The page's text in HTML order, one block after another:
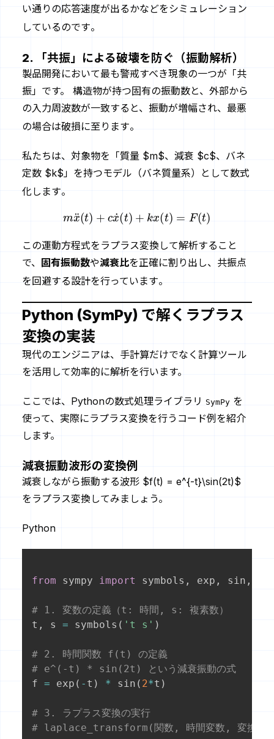
い通りの応答速度が出るかなどをシミュレーション
しているのです。
2. 「共振」による破壊を防ぐ（振動解析）
製品開発において最も警戒すべき現象の一つが「共
振」です。 構造物が持つ固有の振動数と、外部から
の入力周波数が一致すると、振動が増幅され、最悪
の場合は破損に至ります。
私たちは、対象物を「質量 $m$、減衰 $c$、バネ
定数 $k$」を持つモデル（バネ質量系）として数式
化します。
mx¨ t +cx˙ t +kx(t F(t)
この運動方程式をラプラス変換して解析すること
で、 固有振動数や減衰比を正確に割り出し、共振点
を回避する設計を行っています。
Python (SymPy) で解くラプラス
変換の実装
現代のエンジニアは、手計算だけでなく計算ツール
を活用して効率的に解析を行います。
ここでは、Pythonの数式処理ライブラリ SymPyを
使って、実際にラプラス変換を行うコード例を紹介
します。
減衰振動波形の変換例
減衰しながら振動する波形 $f(t) = e^{-t}\sin(2t)$
をラプラス変換してみましょう。
Python
from sympy import symbols , exp , sin ,
# 1. 変数の定義（t: 時間, s: 複素数）
t , s = symbols ( 't s' )
# 2. 時間関数 f(t) の定義
# e^(-t) * sin(2t) という減衰振動の式
f = exp ( - t ) * sin ( 2*t )
# 3. ラプラス変換の実行
# laplace_transform(関数, 時間変数, 変換後